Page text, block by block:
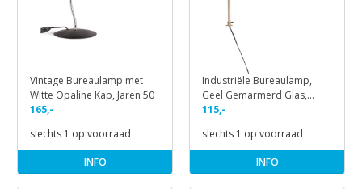
Vintage Bureaulamp met
Witte Opaline Kap, Jaren 50
165,-
slechts 1 op voorraad
INFO
Industriële Bureaulamp,
Geel Gemarmerd Glas,
Jaren 40
115,-
slechts 1 op voorraad
INFO